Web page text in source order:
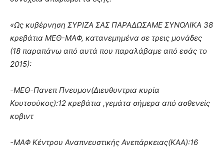
«Ως κυβέρνηση ΣΥΡΙΖΑ ΣΑΣ ΠΑΡΑΔΩΣΑΜΕ ΣΥΝΟΛΙΚΑ 38
κρεβάτια ΜΕΘ-ΜΑΦ, κατανεμημένα σε τρεις μονάδες
(18 παραπάνω από αυτά που παραλάβαμε από εσάς το
2015):
-ΜΕΘ-Πανεπ Πνευμον(Διευθυντρια κυρία
Κουτσούκος):12 κρεβάτια ,γεμάτα σήμερα από ασθενείς
κοβιντ
-ΜΑΦ Κέντρου Αναπνευστικής Ανεπάρκειας(ΚΑΑ):16